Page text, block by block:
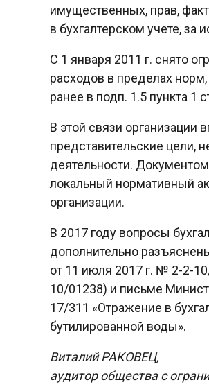
имущественных, прав,
в бухгалтерском учете,
С 1 января 2011 г. снято
расходов в пределах
ранее в подп. 1.5 пункта 1
В этой связи организации
представительские цели,
деятельности.
локальный нормативный
организации.
В 2017 году вопросы
дополнительно
от 11 июля 2017 г. № 2-2-
10/01238) и письме
17/311 «Отражение в
бутилированной воды».
Виталий РАКОВЕЦ,
аудитор общества с